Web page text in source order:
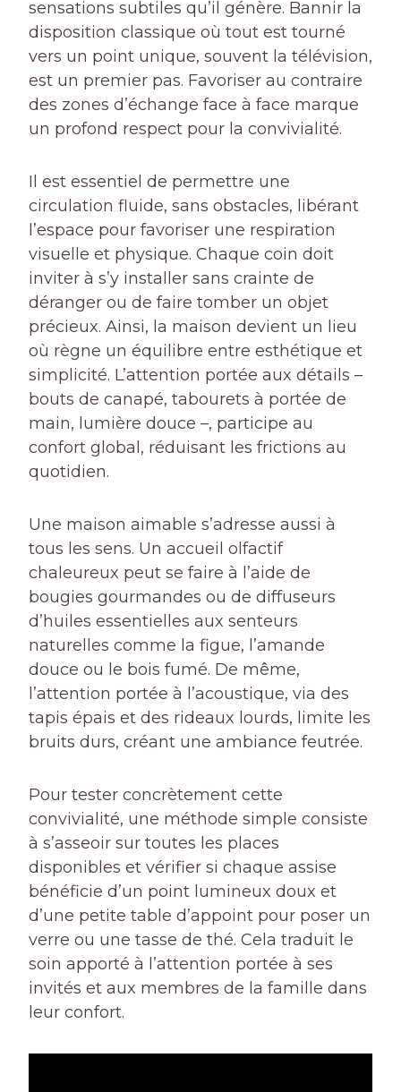
sensations subtiles qu’il génère. Bannir la
disposition classique où tout est tourné
vers un point unique, souvent la télévision,
est un premier pas. Favoriser au contraire
des zones d’échange face à face marque
un profond respect pour la convivialité.
Il est essentiel de permettre une
circulation fluide, sans obstacles, libérant
l’espace pour favoriser une respiration
visuelle et physique. Chaque coin doit
inviter à s’y installer sans crainte de
déranger ou de faire tomber un objet
précieux. Ainsi, la maison devient un lieu
où règne un équilibre entre esthétique et
simplicité. L’attention portée aux détails –
bouts de canapé, tabourets à portée de
main, lumière douce –, participe au
confort global, réduisant les frictions au
quotidien.
Une maison aimable s’adresse aussi à
tous les sens. Un accueil olfactif
chaleureux peut se faire à l’aide de
bougies gourmandes ou de diffuseurs
d’huiles essentielles aux senteurs
naturelles comme la figue, l’amande
douce ou le bois fumé. De même,
l’attention portée à l’acoustique, via des
tapis épais et des rideaux lourds, limite les
bruits durs, créant une ambiance feutrée.
Pour tester concrètement cette
convivialité, une méthode simple consiste
à s’asseoir sur toutes les places
disponibles et vérifier si chaque assise
bénéficie d’un point lumineux doux et
d’une petite table d’appoint pour poser un
verre ou une tasse de thé. Cela traduit le
soin apporté à l’attention portée à ses
invités et aux membres de la famille dans
leur confort.